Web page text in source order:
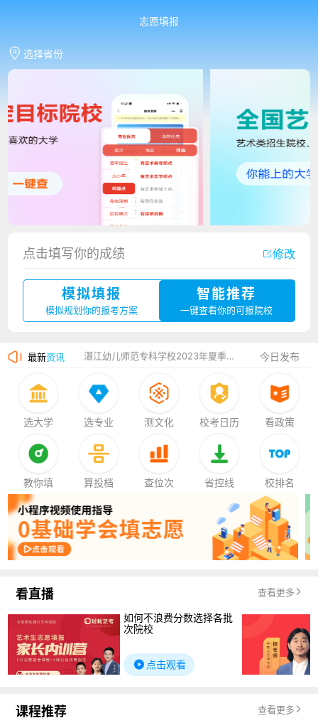
志愿填报
选择省份
点击填写你的成绩 修改
模拟填报
模拟规划你的报考方案
智能推荐
一键查看你的可报院校
最新资讯
广州华立科技职业学院2023年夏季高考招生简章
香港中文大学（深圳）2023年夏季高考招生简章
厦门大学嘉庚学院2023年艺术类招生简章
今日发布
选大学 选专业 测文化 校考日历 看政策
教你填 算投档 查位次 省控线 校排名
看直播 查看更多
如何不浪费分数选择各批
次院校
点击观看
课程推荐 查看更多